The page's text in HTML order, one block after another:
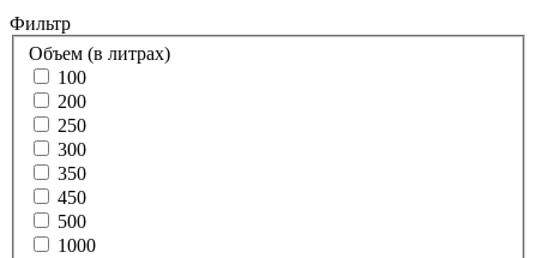
Фильтр
Объем (в литрах)
100
200
250
300
350
450
500
1000